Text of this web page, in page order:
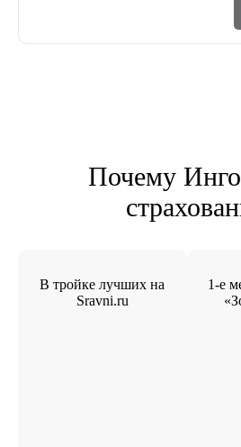
Почему
В тройке лучших на
Sravni.ru
1-е